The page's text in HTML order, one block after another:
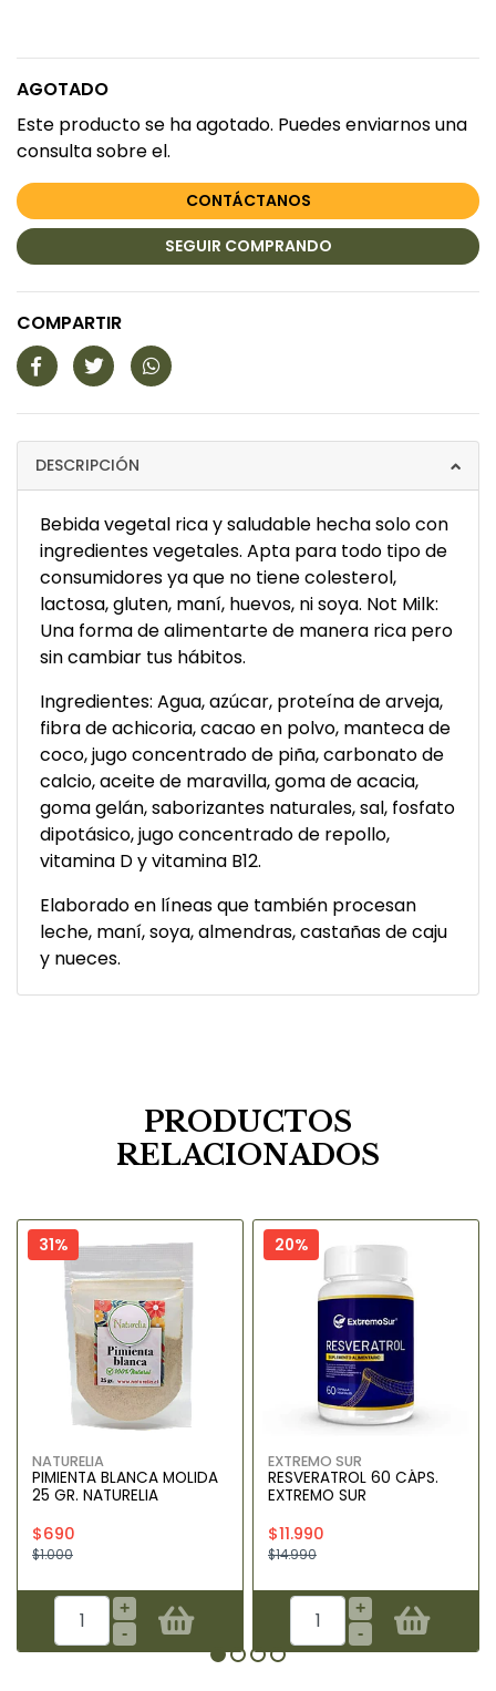
AGOTADO
Este producto se ha agotado. Puedes enviarnos una
consulta sobre el.
CONTÁCTANOS
SEGUIR COMPRANDO
COMPARTIR
DESCRIPCIÓN
Bebida vegetal rica y saludable hecha solo con
ingredientes vegetales. Apta para todo tipo de
consumidores ya que no tiene colesterol,
lactosa, gluten, maní, huevos, ni soya. Not Milk:
Una forma de alimentarte de manera rica pero
sin cambiar tus hábitos.
Ingredientes: Agua, azúcar, proteína de arveja,
fibra de achicoria, cacao en polvo, manteca de
coco, jugo concentrado de piña, carbonato de
calcio, aceite de maravilla, goma de acacia,
goma gelán, saborizantes naturales, sal, fosfato
dipotásico, jugo concentrado de repollo,
vitamina D y vitamina B12.
Elaborado en líneas que también procesan
leche, maní, soya, almendras, castañas de caju
y nueces.
PRODUCTOS
RELACIONADOS
31%
NATURELIA
PIMIENTA BLANCA MOLIDA
25 GR. NATURELIA
$690
$1.000
+
-
20%
EXTREMO SUR
RESVERATROL 60 CÁPS.
EXTREMO SUR
$11.990
$14.990
+
-